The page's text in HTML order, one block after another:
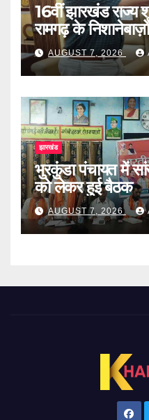
16वीं झारखंड राज्य
रामगढ़ के
AUGUST 7, 2026
झारखंड
भुरकुंडा पंचायत में
को लेकर हुई बैठक
AUGUST 7, 2026